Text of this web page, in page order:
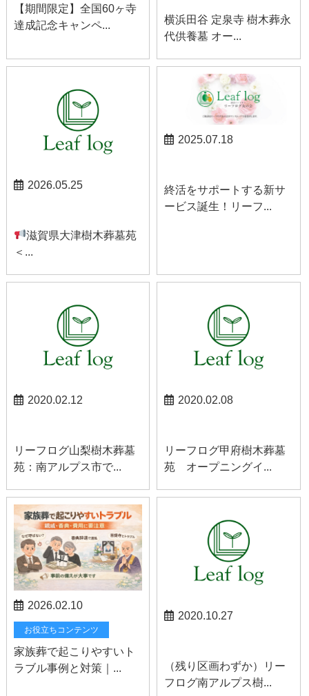
【期間限定】全国60ヶ寺
達成記念キャンペ...
横浜田谷 定泉寺 樹木葬永
代供養墓 オー...
2026.05.25
滋賀県大津樹木葬墓苑
＜...
2025.07.18
終活をサポートする新サ
ービス誕生！リーフ...
2020.02.12
リーフログ山梨樹木葬墓
苑：南アルプス市で...
2020.02.08
リーフログ甲府樹木葬墓
苑 オープニングイ...
2026.02.10
お役立ちコンテンツ
家族葬で起こりやすいト
ラブル事例と対策｜...
2020.10.27
（残り区画わずか）リー
フログ南アルプス樹...